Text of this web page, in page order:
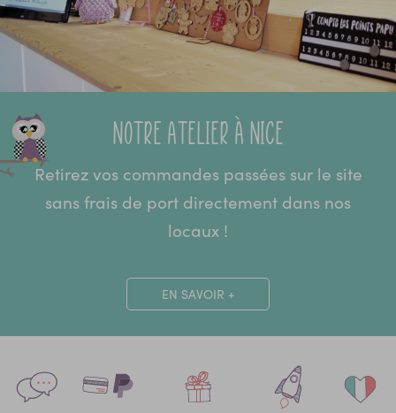
Notre atelier à Nice
Retirez vos commandes passées sur le site
sans frais de port directement dans nos
locaux !
EN SAVOIR +